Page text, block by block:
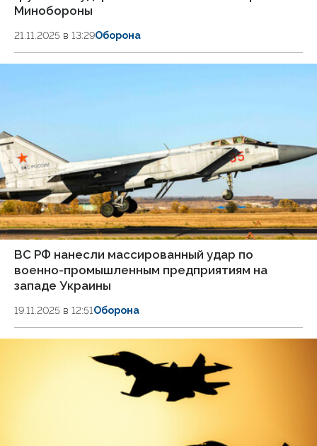
Минобороны
21.11.2025 в 13:29Оборона
ВС РФ нанесли массированный удар по
военно-промышленным предприятиям на
западе Украины
19.11.2025 в 12:51Оборона